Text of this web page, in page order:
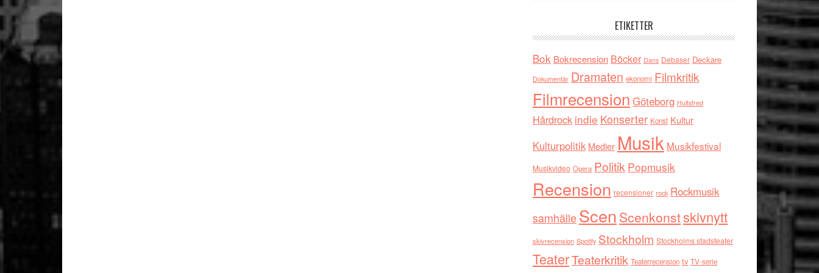
ETIKETTER
Bok Bokrecension Böcker Dans Debaser Deckare
Dokumentär Dramaten ekonomi Filmkritik
Filmrecension Göteborg Hultsfred
Hårdrock indie Konserter Konst Kultur
Kulturpolitik Medier Musik Musikfestival
Musikvideo Opera Politik Popmusik
Recension recensioner rock Rockmusik
samhälleScen Scenkonstskivnytt
skivrecension Spotify Stockholm Stockholms stadsteater
TeaterTeaterkritik Teaterrecension tv TV-serie